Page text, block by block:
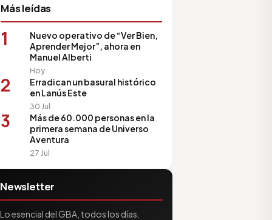
Más leídas
1
Nuevo operativo de “Ver Bien,
Aprender Mejor”, ahora en
Manuel Alberti
Hoy
2
Erradican un basural histórico
en Lanús Este
30 Jul
3
Más de 60.000 personas en la
primera semana de Universo
Aventura
27 Jul
Newsletter
Lo esencial del GBA, todos los días.